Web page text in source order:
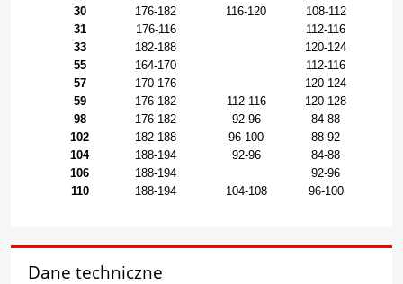
30
176-182 116-120
108-112
31
176-116
112-116
33
182-188
120-124
55
164-170
112-116
57
170-176
120-124
59
176-182 112-116
120-128
98
176-182 92-96
84-88
102
182-188 96-100
88-92
104
188-194 92-96
84-88
106
188-194
92-96
110
188-194 104-108 96-100
Dane techniczne